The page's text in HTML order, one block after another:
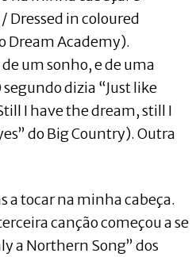
Dressed in coloured
Dream Academy).
um sonho, e de uma
dizia “Just like
I have the dream, still I
do Big Country). Outra
a tocar na minha cabeça.
canção começou a se
a Northern Song” dos